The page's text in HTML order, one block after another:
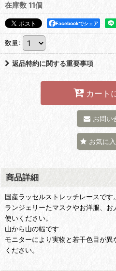
在庫数 11個
Facebookでシェア
数量:
返品特約に関する重要事項
カート
お問い
お気に
商品詳細
国産ラッセルストレッチレースです。
ランジェリーたマスクやお洋服、
使いください。
山から山の幅です
モニターにより実物と若干色目が
ください。